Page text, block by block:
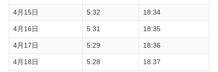
4月15日 5:32 18:34
4月16日 5:31 18:35
4月17日 5:29 18:36
4月18日 5:28 18:37